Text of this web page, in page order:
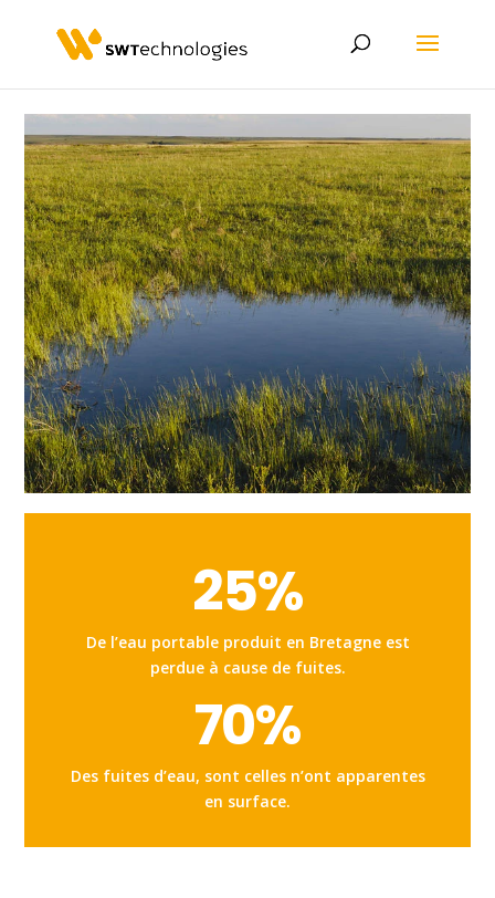
25%
De l’eau portable produit en Bretagne est
perdue à cause de fuites.
70%
Des fuites d’eau, sont celles n’ont apparentes
en surface.